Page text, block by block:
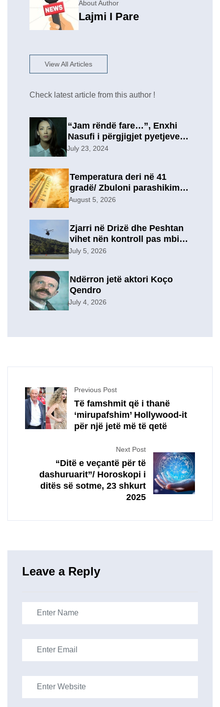
About Author
Lajmi I Pare
View All Articles
Check latest article from this author !
“Jam rëndë fare…”, Enxhi
Nasufi i përgjigjet pyetjeve
për ish-in, pas përfundimit të
një lidhje të re?
July 23, 2024
Temperatura deri në 41
gradë/ Zbuloni parashikimin
e motit, për sot
August 5, 2026
Zjarri në Drizë dhe Peshtan
vihet nën kontroll pas mbi 9
orësh operacion, u
July 5, 2026
Ndërron jetë aktori Koço
Qendro
July 4, 2026
Previous Post
Të famshmit që i thanë
‘mirupafshim’ Hollywood-it
për një jetë më të qetë
Next Post
“Ditë e veçantë për të
dashuruarit”/ Horoskopi i
ditës së sotme, 23 shkurt
2025
Leave a Reply